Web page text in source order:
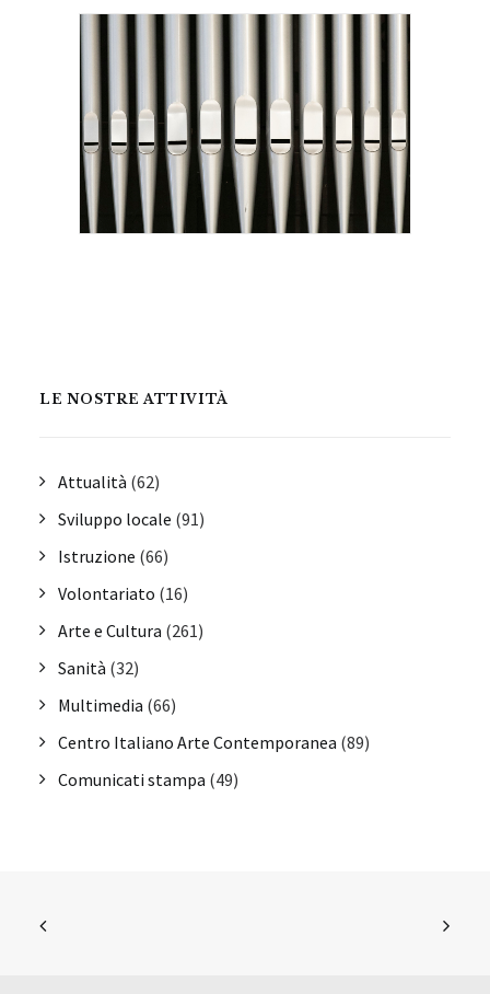
LE NOSTRE ATTIVITÀ
Attualità (62)
Sviluppo locale (91)
Istruzione (66)
Volontariato (16)
Arte e Cultura (261)
Sanità (32)
Multimedia (66)
Centro Italiano Arte Contemporanea (89)
Comunicati stampa (49)